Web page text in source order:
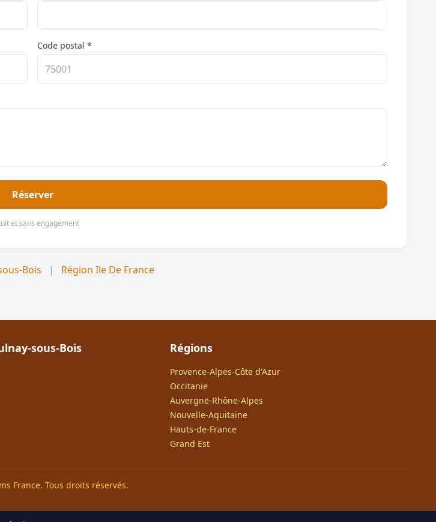
Code postal *
Réserver
et sans engagement
Bois | Région Ile De France
sous-Bois Régions
Provence-Alpes-Côte d'Azur
Occitanie
Auvergne-Rhône-Alpes
Nouvelle-Aquitaine
Hauts-de-France
Grand Est
France. Tous droits réservés.